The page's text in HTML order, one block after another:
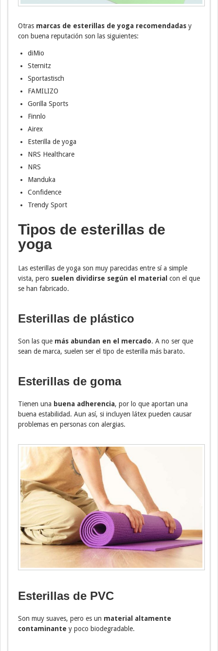
Otras marcas de esterillas de yoga recomendadas y
con buena reputación son las siguientes:
diMio
Sternitz
Sportastisch
FAMILIZO
Gorilla Sports
Finnlo
Airex
Esterilla de yoga
NRS Healthcare
NRS
Manduka
Confidence
Trendy Sport
Tipos de esterillas de
yoga
Las esterillas de yoga son muy parecidas entre sí a simple
vista, pero suelen dividirse según el material con el que
se han fabricado.
Esterillas de plástico
Son las que más abundan en el mercado. A no ser que
sean de marca, suelen ser el tipo de esterilla más barato.
Esterillas de goma
Tienen una buena adherencia, por lo que aportan una
buena estabilidad. Aun así, si incluyen látex pueden causar
problemas en personas con alergias.
Esterillas de PVC
Son muy suaves, pero es un material altamente
contaminante y poco biodegradable.